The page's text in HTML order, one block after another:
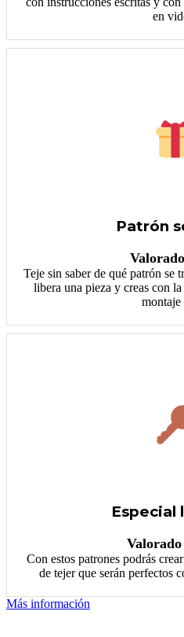
en
Patrón
Teje sin saber de qué patrón se
libera una pieza y creas con
Especial
Valorado
Con estos patrones podrás
de tejer que serán perfectos
Más información